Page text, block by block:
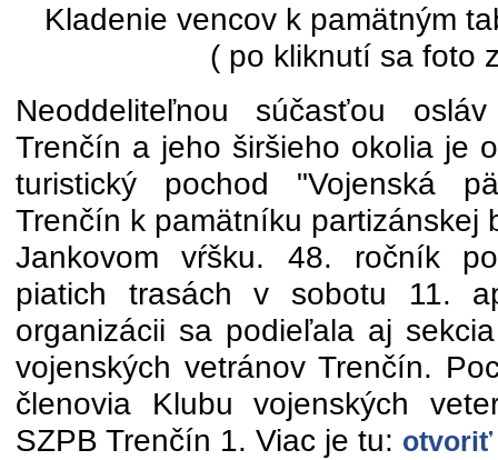
Kladenie vencov k pamätným
( po kliknutí sa foto
Neoddeliteľnou súčasťou
Trenčín a jeho širšieho okolia je
turistický pochod "Vojenská
Trenčín k pamätníku partizánskej
Jankovom vŕšku. 48. ročník
piatich trasách v sobotu 11.
organizácii sa podieľala aj
vojenských vetránov Trenčín.
členovia Klubu vojenských
SZPB Trenčín 1. Viac je tu: otvoriť